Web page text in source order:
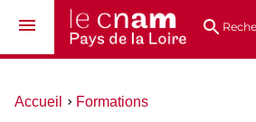
au
directs
Vous
Accueil Formations